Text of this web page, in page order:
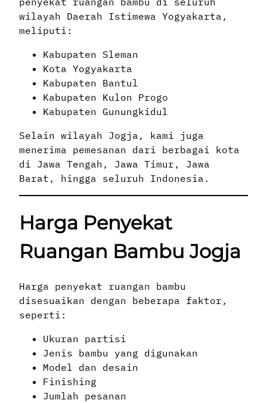
wilayah Daerah Istimewa Yogyakarta,
meliputi:
Kabupaten Sleman
Kota Yogyakarta
Kabupaten Bantul
Kabupaten Kulon Progo
Kabupaten Gunungkidul
Selain wilayah Jogja, kami juga
menerima pemesanan dari berbagai kota
di Jawa Tengah, Jawa Timur, Jawa
Barat, hingga seluruh Indonesia.
Harga Penyekat
Ruangan Bambu Jogja
Harga penyekat ruangan bambu
disesuaikan dengan beberapa faktor,
seperti:
Ukuran partisi
Jenis bambu yang digunakan
Model dan desain
Finishing
Jumlah pesanan